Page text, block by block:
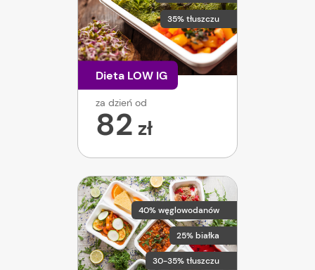
35% tłuszczu
Dieta LOW IG
za dzień od
82 zł
40% węglowodanów
25% białka
30-35% tłuszczu